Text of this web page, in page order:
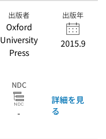
出版者
Oxford
University
Press
出版年
2015.9
NDC
-
詳細を見
る